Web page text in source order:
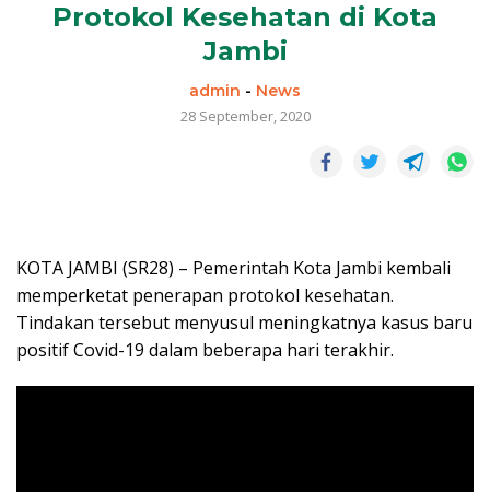
Protokol Kesehatan di Kota
Jambi
admin - News
28 September, 2020
KOTA JAMBI (SR28) – Pemerintah Kota Jambi kembali
memperketat penerapan protokol kesehatan.
Tindakan tersebut menyusul meningkatnya kasus baru
positif Covid-19 dalam beberapa hari terakhir.